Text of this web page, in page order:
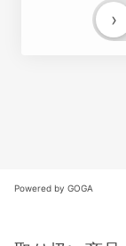
›
Powered by GOGA